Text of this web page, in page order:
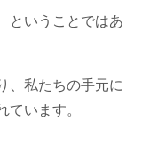
ということではあ
、私たちの手元に
ています。